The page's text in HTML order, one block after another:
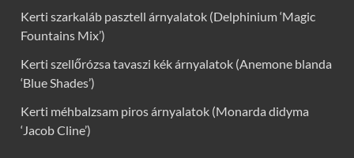
Kerti szarkaláb pasztell árnyalatok (Delphinium ‘Magic
Fountains Mix’)
Kerti szellőrózsa tavaszi kék árnyalatok (Anemone blanda
‘Blue Shades’)
Kerti méhbalzsam piros árnyalatok (Monarda didyma
‘Jacob Cline’)